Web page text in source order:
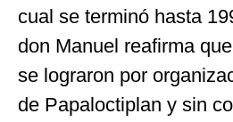
cual se terminó hasta
don Manuel reafirma
se lograron por
de Papaloctiplan y sin